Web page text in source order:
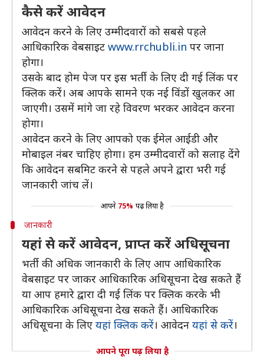
कैसे करें आवेदन
आवेदन करने के लिए उम्मीदवारों को सबसे पहले
आधिकारिक वेबसाइट www.rrchubli.in पर जाना
होगा।
उसके बाद होम पेज पर इस भर्ती के लिए दी गई लिंक पर
क्लिक करें। अब आपके सामने एक नई विंडों खुलकर आ
जाएगी। उसमें मांगे जा रहे विवरण भरकर आवेदन करना
होगा।
आवेदन करने के लिए आपको एक ईमेल आईडी और
मोबाइल नंबर चाहिए होगा। हम उम्मीदवारों को सलाह देंगे
कि आवेदन सबमिट करने से पहले अपने द्वारा भरी गई
जानकारी जांच लें।
आपने 75% पढ़ लिया है
जानकारी
यहां से करें आवेदन, प्राप्त करें अधिसूचना
भर्ती की अधिक जानकारी के लिए आप आधिकारिक
वेबसाइट पर जाकर आधिकारिक अधिसूचना देख सकते हैं
या आप हमारे द्वारा दी गई लिंक पर क्लिक करके भी
आधिकारिक अधिसूचना देख सकते हैं। आधिकारिक
अधिसूचना के लिए यहां क्लिक करें। आवेदन यहां से करें।
आपने पूरा पढ़ लिया है